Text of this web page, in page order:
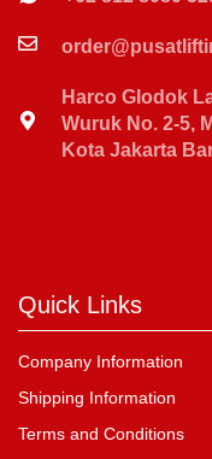
Harco Glodok
Wuruk No. 2-5,
Kota Jakarta
Quick Links
Company Information
Shipping Information
Terms and Conditions